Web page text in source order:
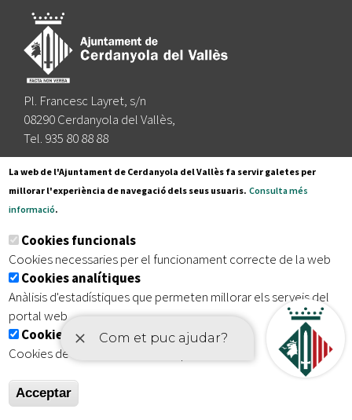
Pl. Francesc Layret, s/n
08290 Cerdanyola del Vallès,
Tel. 935 80 88 88
Segueix-nos a:
Subscriu-te al nostre butlletí
Inici | Avís legal | Protecció de dades
| Accessibilitat
La web de l'Ajuntament de Cerdanyola del Vallès fa servir galetes per
millorar l'experiència de navegació dels seus usuaris. Consulta més
informació.
Cookies funcionals
Cookies necessaries per el funcionament correcte de la web
Cookies analítiques
Anàlisis d'estadístiques que permeten millorar els serveis del
portal web
Cookies publicitàries
Cookies de tercers amb finalitat publicitària
Acceptar